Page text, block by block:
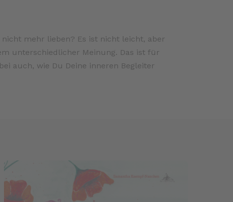
mehr lieben? Es ist nicht leicht, aber
unterschiedlicher Meinung. Das ist für
auch, wie Du Deine inneren Begleiter